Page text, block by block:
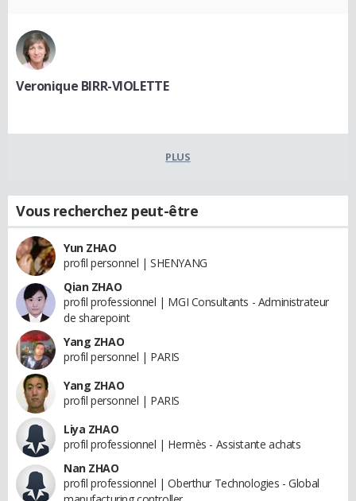
Veronique BIRR-VIOLETTE
PLUS
Vous recherchez peut-être
Yun ZHAO
profil personnel | SHENYANG
Qian ZHAO
profil professionnel | MGI Consultants - Administrateur
de sharepoint
Yang ZHAO
profil personnel | PARIS
Yang ZHAO
profil personnel | PARIS
Liya ZHAO
profil professionnel | Hermès - Assistante achats
Nan ZHAO
profil professionnel | Oberthur Technologies - Global